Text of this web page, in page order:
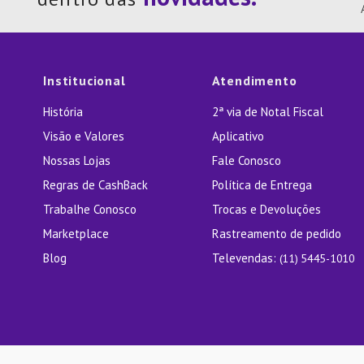
Institucional
História
Visão e Valores
Nossas Lojas
Regras de CashBack
Trabalhe Conosco
Marketplace
Blog
Atendimento
2ª via de Notal Fiscal
Aplicativo
Fale Conosco
Política de Entrega
Trocas e Devoluções
Rastreamento de pedido
Televendas: (11) 5445-1010